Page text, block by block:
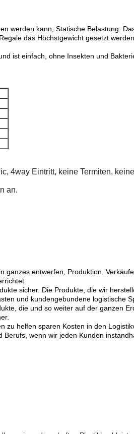
werden kann; Statische Belastung:
das Höchstgewicht gesetzt
ist einfach, ohne Insekten und
4way Eintritt, keine Termiten,
an.
entwerfen, Produktion,
sicher. Die Produkte, die wir
und kundengebundene logistische
die und so weiter auf der ganzen
zu helfen sparen Kosten in den
wenn wir jeden Kunden